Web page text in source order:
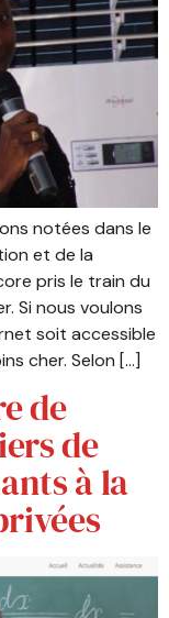
notées dans le
et de la
pris le train du
Si nous voulons
soit accessible
cher. Selon […]
de
de
à la